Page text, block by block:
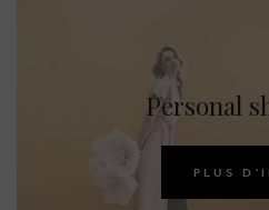
Personal
PLUS